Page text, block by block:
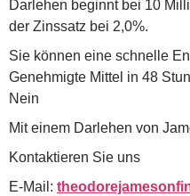
Darlehen beginnt bei 10
der Zinssatz bei 2,0%.
Sie können eine schnelle
Genehmigte Mittel in 48
Nein
Mit einem Darlehen von
Kontaktieren Sie uns
E-Mail: